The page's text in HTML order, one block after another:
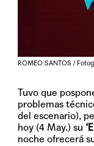
ROMEO SANTOS /
Tuvo que
problemas
del escenario),
hoy (4 May.) su
noche ofrecerá